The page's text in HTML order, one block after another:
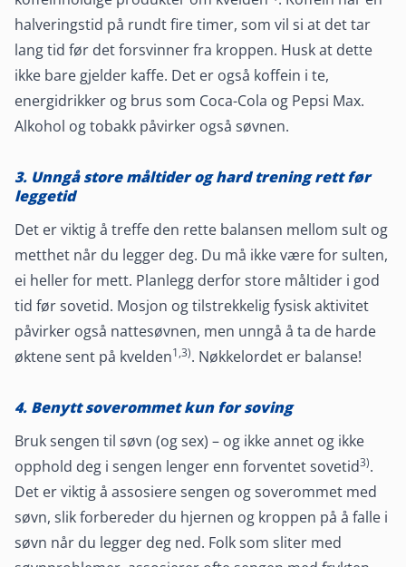
halveringstid på rundt fire timer, som vil si at det tar
lang tid før det forsvinner fra kroppen. Husk at dette
ikke bare gjelder kaffe. Det er også koffein i te,
energidrikker og brus som Coca-Cola og Pepsi Max.
Alkohol og tobakk påvirker også søvnen.
3. Unngå store måltider og hard trening rett før
leggetid
Det er viktig å treffe den rette balansen mellom sult og
metthet når du legger deg. Du må ikke være for sulten,
ei heller for mett. Planlegg derfor store måltider i god
tid før sovetid. Mosjon og tilstrekkelig fysisk aktivitet
påvirker også nattesøvnen, men unngå å ta de harde
øktene sent på kvelden1,3). Nøkkelordet er balanse!
4. Benytt soverommet kun for soving
Bruk sengen til søvn (og sex) – og ikke annet og ikke
opphold deg i sengen lenger enn forventet sovetid3).
Det er viktig å assosiere sengen og soverommet med
søvn, slik forbereder du hjernen og kroppen på å falle i
søvn når du legger deg ned. Folk som sliter med